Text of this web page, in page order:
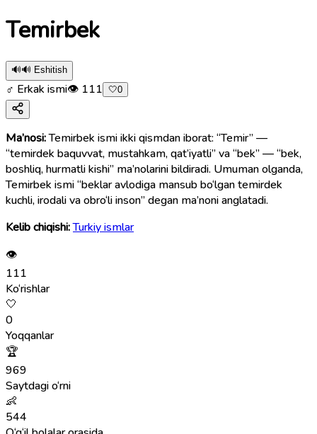
Temirbek
🔊🔊 Eshitish
♂ Erkak ismi👁 111 🤍0
Ma’nosi:Temirbek ismi ikki qismdan iborat: “Temir” —
“temirdek baquvvat, mustahkam, qat’iyatli” va “bek” — “bek,
boshliq, hurmatli kishi” ma’nolarini bildiradi. Umuman olganda,
Temirbek ismi “beklar avlodiga mansub bo‘lgan temirdek
kuchli, irodali va obro‘li inson” degan ma’noni anglatadi.
Kelib chiqishi:Turkiy ismlar
👁
111
Ko‘rishlar
🤍
0
Yoqqanlar
🏆
969
Saytdagi o‘rni
👶
544